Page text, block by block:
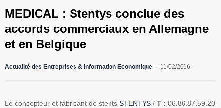
MEDICAL : Stentys conclue des
accords commerciaux en Allemagne
et en Belgique
Actualité des Entreprises & Information Economique 11/02/2016
Le concepteur et fabricant de stents STENTYS / T : 06.86.87.59.20